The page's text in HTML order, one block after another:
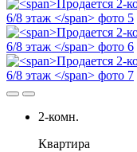
2-комн.
Квартира